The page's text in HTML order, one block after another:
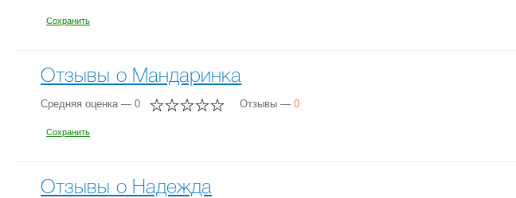
Сохранить
Отзывы о Мандаринка
Средняя оценка — 0 Отзывы — 0
Сохранить
Отзывы о Надежда